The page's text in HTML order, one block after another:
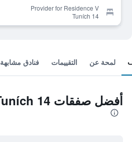
Provider for Residence V
Tuních 14
لمحة عن التقييمات فنادق مشابهة
أفضل صفقات Residence V Tuních 14